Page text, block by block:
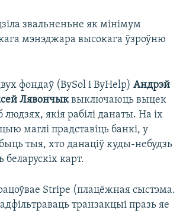
звальненьне як мінімум
мэнэджара высокага ўзроўню
фондаў (BySol і ByHelp) Андрэй
Лявончыквыключаюць выцек
людзях, якія рабілі данаты. На іх
маглі прадставіць банкі, у
тыя, хто данаціў куды-небудзь
беларускіх карт.
Stripe (плацёжная сыстэма.
транзакцыі празь яе